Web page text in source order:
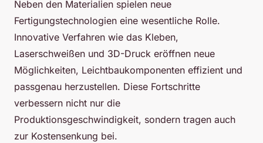
Neben den Materialien spielen neue
Fertigungstechnologien eine wesentliche Rolle.
Innovative Verfahren wie das Kleben,
Laserschweißen und 3D-Druck eröffnen neue
Möglichkeiten, Leichtbaukomponenten effizient und
passgenau herzustellen. Diese Fortschritte
verbessern nicht nur die
Produktionsgeschwindigkeit, sondern tragen auch
zur Kostensenkung bei.